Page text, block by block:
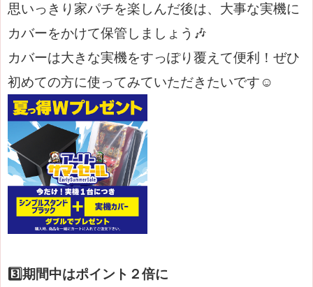
思いっきり家パチを楽しんだ後は、大事な実機に
カバーをかけて保管しましょう🎶
カバーは大きな実機をすっぽり覆えて便利！ぜひ
初めての方に使ってみていただきたいです☺
3️⃣期間中はポイント２倍に